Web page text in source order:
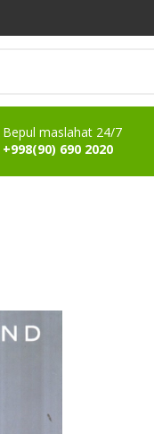
Bepul maslahat 24/7
+998(90) 690 2020